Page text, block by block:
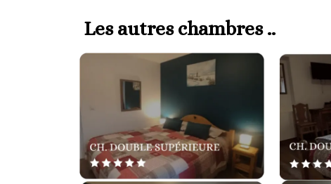
Les autres chambres ..